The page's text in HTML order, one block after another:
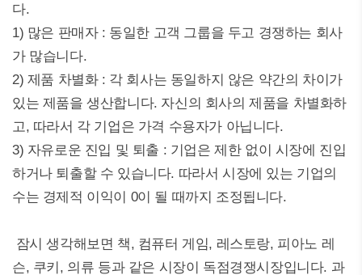
다.
1) 많은 판매자 : 동일한 고객 그룹을 두고 경쟁하는 회사
가 많습니다.
2) 제품 차별화 : 각 회사는 동일하지 않은 약간의 차이가
있는 제품을 생산합니다. 자신의 회사의 제품을 차별화하
고, 따라서 각 기업은 가격 수용자가 아닙니다.
3) 자유로운 진입 및 퇴출 : 기업은 제한 없이 시장에 진입
하거나 퇴출할 수 있습니다. 따라서 시장에 있는 기업의
수는 경제적 이익이 0이 될 때까지 조정됩니다.
잠시 생각해보면 책, 컴퓨터 게임, 레스토랑, 피아노 레
슨, 쿠키, 의류 등과 같은 시장이 독점경쟁시장입니다. 과